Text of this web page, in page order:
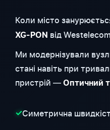
Коли місто
XG-PON від
Ми модернізували
стані навіть при
пристрій — Оптичний
✓Симетрична